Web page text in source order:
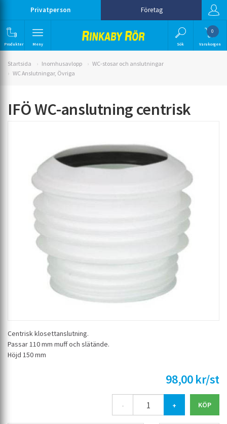
Privatperson Företag
Produkter Meny Sök
0
Varukorgen
Startsida Inomhusavlopp
WC-stosar och anslutningar
WC Anslutningar, Övriga
IFÖ WC-anslutning centrisk
Centrisk klosettanslutning.
Passar 110 mm muff och slätände.
Höjd 150 mm
98,00 kr/st
- +